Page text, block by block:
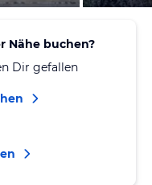
Nähe buchen?
Dir gefallen